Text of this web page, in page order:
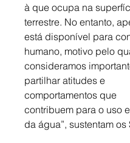
à que ocupa na
terrestre. No entanto,
está disponível para
humano, motivo pelo
consideramos
partilhar atitudes e
comportamentos que
contribuem para o uso
da água”, sustentam os